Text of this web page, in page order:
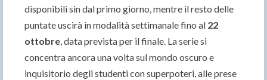
disponibili sin dal primo giorno, mentre il resto delle
puntate uscirà in modalità settimanale fino al 22
ottobre, data prevista per il finale. La serie si
concentra ancora una volta sul mondo oscuro e
inquisitorio degli studenti con superpoteri, alle prese